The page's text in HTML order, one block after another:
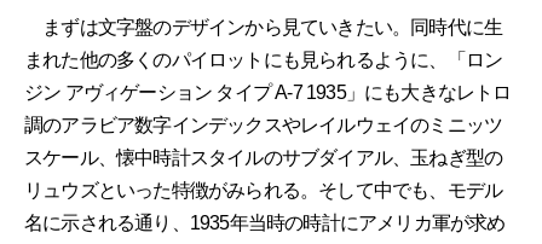
まずは文字盤のデザインから見ていきたい。同時代に生
まれた他の多くのパイロットにも見られるように、「ロン
ジン アヴィゲーション タイプ A-7 1935」にも大きなレトロ
調のアラビア数字インデックスやレイルウェイのミニッツ
スケール、懐中時計スタイルのサブダイアル、玉ねぎ型の
リュウズといった特徴がみられる。そして中でも、モデル
名に示される通り、1935年当時の時計にアメリカ軍が求め